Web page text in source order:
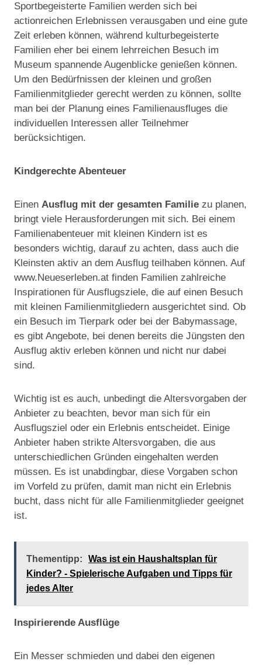
Sportbegeisterte Familien werden sich bei
actionreichen Erlebnissen verausgaben und eine gute
Zeit erleben können, während kulturbegeisterte
Familien eher bei einem lehrreichen Besuch im
Museum spannende Augenblicke genießen können.
Um den Bedürfnissen der kleinen und großen
Familienmitglieder gerecht werden zu können, sollte
man bei der Planung eines Familienausfluges die
individuellen Interessen aller Teilnehmer
berücksichtigen.
Kindgerechte Abenteuer
Einen Ausflug mit der gesamten Familie zu planen,
bringt viele Herausforderungen mit sich. Bei einem
Familienabenteuer mit kleinen Kindern ist es
besonders wichtig, darauf zu achten, dass auch die
Kleinsten aktiv an dem Ausflug teilhaben können. Auf
www.Neueserleben.at finden Familien zahlreiche
Inspirationen für Ausflugsziele, die auf einen Besuch
mit kleinen Familienmitgliedern ausgerichtet sind. Ob
ein Besuch im Tierpark oder bei der Babymassage,
es gibt Angebote, bei denen bereits die Jüngsten den
Ausflug aktiv erleben können und nicht nur dabei
sind.
Wichtig ist es auch, unbedingt die Altersvorgaben der
Anbieter zu beachten, bevor man sich für ein
Ausflugsziel oder ein Erlebnis entscheidet. Einige
Anbieter haben strikte Altersvorgaben, die aus
unterschiedlichen Gründen eingehalten werden
müssen. Es ist unabdingbar, diese Vorgaben schon
im Vorfeld zu prüfen, damit man nicht ein Erlebnis
bucht, dass nicht für alle Familienmitglieder geeignet
ist.
Thementipp:
Was ist ein Haushaltsplan für
Kinder? - Spielerische Aufgaben und Tipps für
jedes Alter
Inspirierende Ausflüge
Ein Messer schmieden und dabei den eigenen